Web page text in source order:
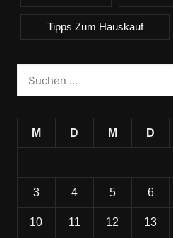
Tipps Zum Hauskauf
M D M D
3 4 5 6
10 11 12 13